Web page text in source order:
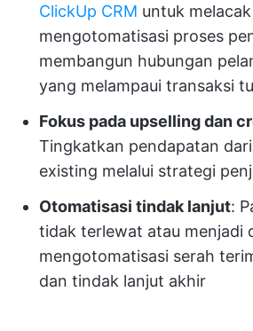
ClickUp CRM untuk
mengotomatisasi proses
membangun hubungan
yang melampaui transaksi
Fokus pada upselling dan
Tingkatkan pendapatan
existing melalui strategi
Otomatisasi tindak lanjut:
tidak terlewat atau menjadi
mengotomatisasi serah
dan tindak lanjut akhir